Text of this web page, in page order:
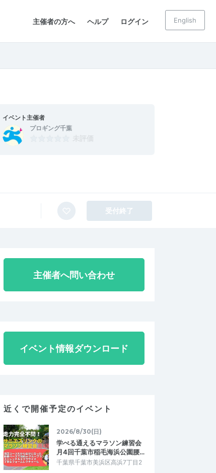
主催者の方へ ヘルプ ログイン English
イベント主催者
プロギング千葉
受付終了
主催者へ問い合わせ
イベント情報ダウンロード
近くで開催予定のイベント
2026/8/30(日)
学べる通えるマラソン練習会
月4回千葉市稲毛海浜公園腰…
千葉県千葉市美浜区高浜7丁目2